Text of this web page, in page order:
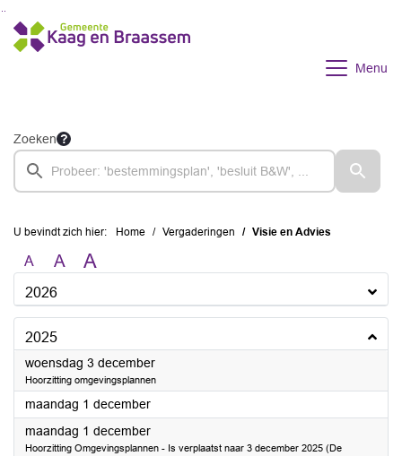
Ga naar de inhoud van deze pagina
Ga naar het zoeken
Ga naar het menu
Menu
Zoeken
U bevindt zich hier: Home Vergaderingen Visie en Advies
A A A
2026
2025
woensdag 3 december2025
Hoorzitting omgevingsplannen
maandag 1 december2025
maandag 1 december2025
Hoorzitting Omgevingsplannen - Is verplaatst naar 3 december 2025 (De